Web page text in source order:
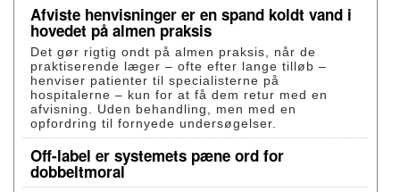
Afviste henvisninger er en spand koldt vand i
hovedet på almen praksis
Det gør rigtig ondt på almen praksis, når de
praktiserende læger – ofte efter lange tilløb –
henviser patienter til specialisterne på
hospitalerne – kun for at få dem retur med en
afvisning. Uden behandling, men med en
opfordring til fornyede undersøgelser.
Off-label er systemets pæne ord for
dobbeltmoral